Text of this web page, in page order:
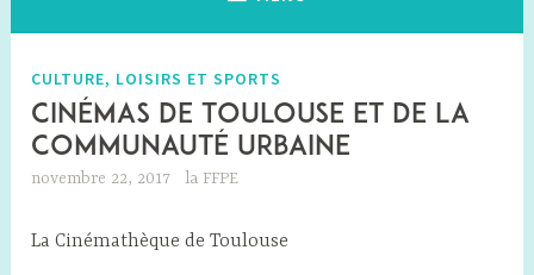
CULTURE, LOISIRS ET SPORTS
Cinémas de Toulouse et de la
Communauté Urbaine
novembre 22, 2017 la FFPE
La Cinémathèque de Toulouse